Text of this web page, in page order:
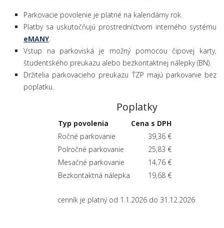
Parkovacie povolenie je platné na kalendárny rok.
Platby sa uskutočňujú prostredníctvom interného systému
eMANY.
Vstup na parkoviská je možný pomocou čipovej karty,
študentského preukazu alebo bezkontaktnej nálepky (BN).
Držitelia parkovacieho preukazu ŤZP majú parkovanie bez
poplatku.
Poplatky
Typ povolenia
Cena s DPH
Ročné parkovanie
39,36 €
Polročné parkovanie
25,83 €
Mesačné parkovanie
14,76 €
Bezkontaktná nálepka
19,68 €
cenník je platný od 1.1.2026 do 31.12.2026